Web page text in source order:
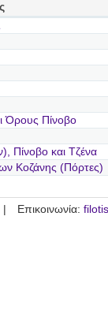
Όρους Πίνοβο
Πίνοβο και Τζένα
Κοζάνης (Πόρτες)
Επικοινωνία: